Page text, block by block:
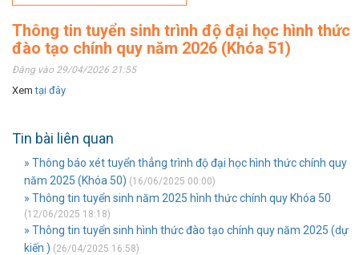
Thông tin tuyển sinh trình độ đại học hình thức
đào tạo chính quy năm 2026 (Khóa 51)
Đăng vào 29/04/2026 21:55
Xem tại đây
Tin bài liên quan
» Thông báo xét tuyển thẳng trình độ đại học hình thức chính quy
năm 2025 (Khóa 50) (16/06/2025 00:00)
» Thông tin tuyển sinh năm 2025 hình thức chính quy Khóa 50
(12/06/2025 18:18)
» Thông tin tuyển sinh hình thức đào tạo chính quy năm 2025 (dự
kiến ) (26/04/2025 16:58)